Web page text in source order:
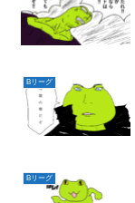
Bリーグ
Bリーグ